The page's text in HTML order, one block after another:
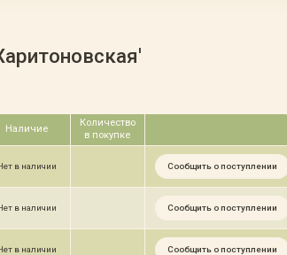
Наличие
Количество
в покупке
Нет в наличии Сообщить о поступлении
Нет в наличии Сообщить о поступлении
Нет в наличии Сообщить о поступлении